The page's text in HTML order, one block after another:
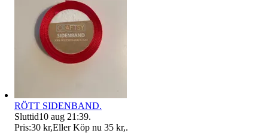
RÖTT SIDENBAND.
Sluttid10 aug 21:39.
Pris:30 kr,Eller Köp nu 35 kr,.